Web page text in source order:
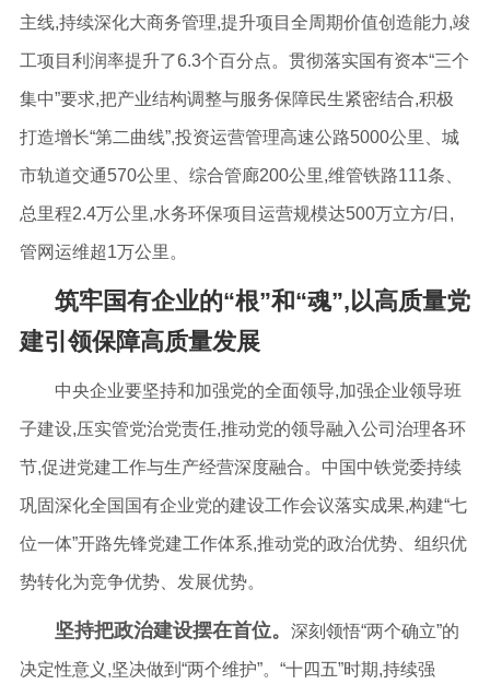
主线,持续深化大商务管理,提升项目全周期价值创造能力,竣
工项目利润率提升了6.3个百分点。贯彻落实国有资本“三个
集中”要求,把产业结构调整与服务保障民生紧密结合,积极
打造增长“第二曲线”,投资运营管理高速公路5000公里、城
市轨道交通570公里、综合管廊200公里,维管铁路111条、
总里程2.4万公里,水务环保项目运营规模达500万立方/日,
管网运维超1万公里。
筑牢国有企业的“根”和“魂”,以高质量党
建引领保障高质量发展
中央企业要坚持和加强党的全面领导,加强企业领导班
子建设,压实管党治党责任,推动党的领导融入公司治理各环
节,促进党建工作与生产经营深度融合。中国中铁党委持续
巩固深化全国国有企业党的建设工作会议落实成果,构建“七
位一体”开路先锋党建工作体系,推动党的政治优势、组织优
势转化为竞争优势、发展优势。
坚持把政治建设摆在首位。 深刻领悟“两个确立”的
决定性意义,坚决做到“两个维护”。“十四五”时期,持续强